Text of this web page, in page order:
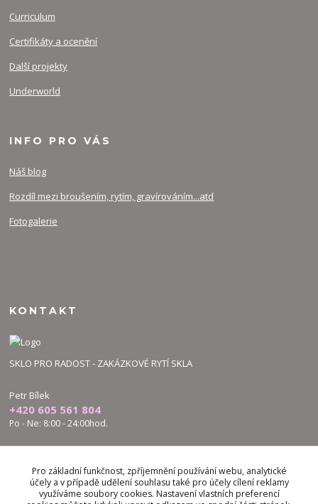
Curriculum
Certifikáty a ocenění
Další projekty
Underworld
INFO PRO VÁS
Náš blog
Rozdíl mezi broušením, rytím, gravírováním...atd
Fotogalerie
KONTAKT
SKLO PRO RADOST - ZAKÁZKOVÉ RYTÍ SKLA
Petr Bílek
+420 605 561 804
Po - Ne: 8:00 - 24:00hod.
bilek.petr@skloproradost.cz
Pro základní funkčnost, zpříjemnění používání webu, analytické
účely a v případě udělení souhlasu také pro účely cílení reklamy
využíváme soubory cookies. Nastavení vlastních preferencí